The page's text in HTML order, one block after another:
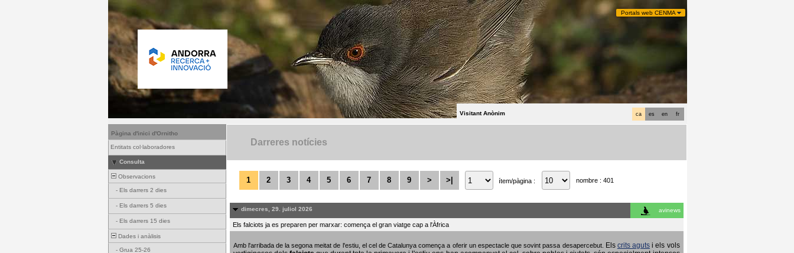
Portals web CENMA
fr
en
es
ca
Visitant Anònim
Pàgina d'inici d'Ornitho
Entitats col·laboradores
Consulta
Observacions
- Els darrers 2 dies
- Els darrers 5 dies
- Els darrers 15 dies
Dades i anàlisis
- Grua 25-26
Darreres notícies
1 2 3 4 5 6 7 8 9 > >| ítem/pàgina : nombre : 401
dimecres, 29. juliol 2026 avinews
Els falciots ja es preparen per marxar: comença el gran viatge cap a l'Àfrica
Amb l'arribada de la segona meitat de l'estiu, el cel de Catalunya comença a oferir un espectacle que sovint passa desapercebut. Els crits aguts i els vols